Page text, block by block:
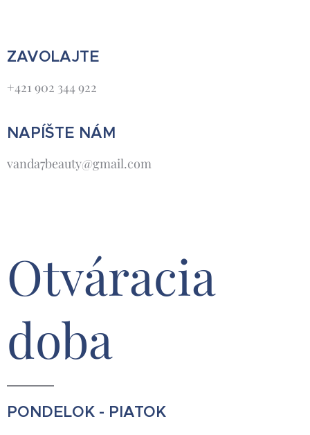
ZAVOLAJTE
+421 902 344 922
NAPÍŠTE NÁM
vanda7beauty@gmail.com
Otváracia
doba
PONDELOK - PIATOK